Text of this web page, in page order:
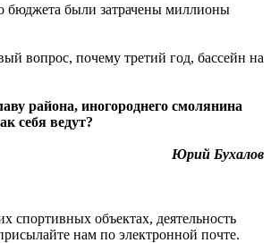
бюджета были затрачены миллионы
вопрос, почему третий год, бассейн на
района, иногороднего смолянина
себя ведут?
Юрий Бухалов
объектах, деятельность
нам по электронной почте.